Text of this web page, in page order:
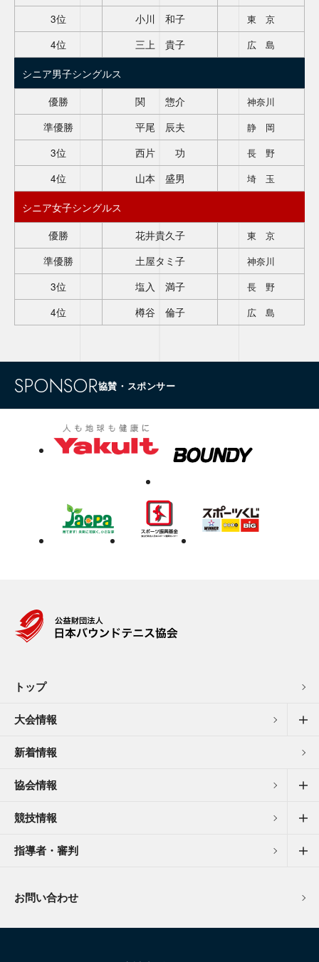
3位 小川 和子 東 京
4位 三上 貴子 広 島
シニア男子シングルス
優勝 関 惣介 神奈川
準優勝 平尾 辰夫 静 岡
3位 西片 功 長 野
4位 山本 盛男 埼 玉
シニア女子シングルス
優勝 花井貴久子 東 京
準優勝 土屋タミ子 神奈川
3位 塩入 満子 長 野
4位 樽谷 倫子 広 島
SPONSOR協賛・スポンサー
トップ
大会情報
新着情報
協会情報
競技情報
指導者・審判
お問い合わせ